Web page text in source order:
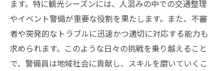
ます。特に観光シーズンには、人混みの中での交通整理
やイベント警備が重要な役割を果たします。また、不審
者や突発的なトラブルに迅速かつ適切に対応する能力も
求められます。このような日々の挑戦を乗り越えること
で、警備員は地域社会に貢献し、スキルを磨いていくこ